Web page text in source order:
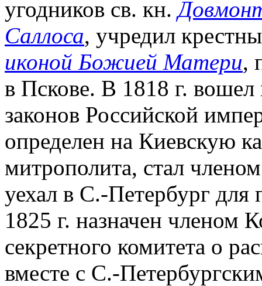
угодников св. кн.
Саллоса, учредил
иконой Божией Матери,
в Пскове. В 1818 г.
законов Российской
определен на Киевскую
митрополита, стал
уехал в С.-Петербург для
1825 г. назначен
секретного комитета о
вместе с С.-